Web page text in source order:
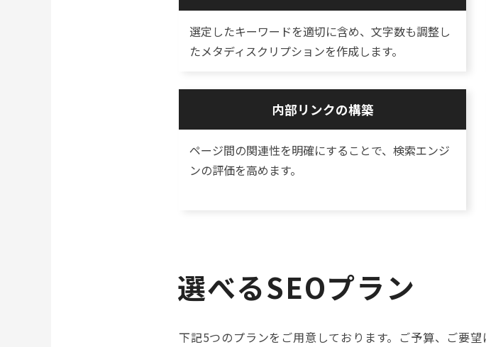
選定したキーワードを適切に含め、文字数も調整し
たメタディスクリプションを作成します。
内部リンクの構築
ページ間の関連性を明確にすることで、検索エンジ
ンの評価を高めます。
選べるSEOプラン
下記5つのプランをご用意しております。ご予算、ご要